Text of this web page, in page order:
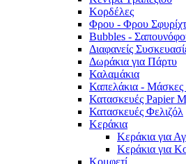
Κορδέλες
Φρου - Φρου
Bubbles -
Διαφανείς
Δωράκια για Πάρτυ
Καλαμάκια
Καπελάκια -
Κατασκευές Papier
Κατασκευές Φελιζόλ
Κεράκια
Κεράκια για
Κεράκια για